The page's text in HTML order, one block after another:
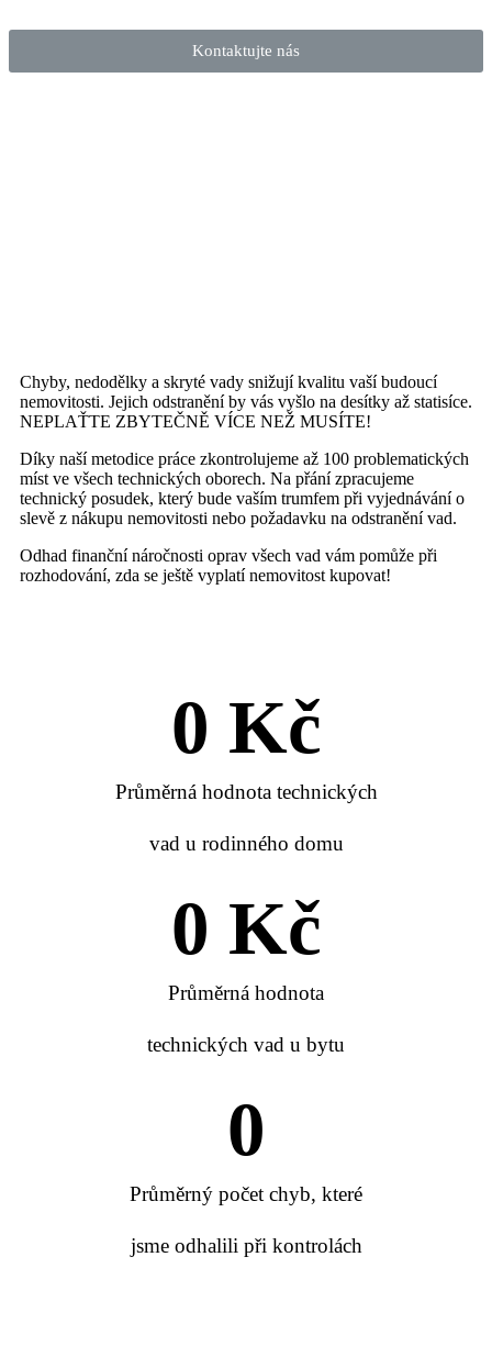
Kontaktujte nás
Chyby, nedodělky a skryté vady snižují kvalitu vaší budoucí
nemovitosti. Jejich odstranění by vás vyšlo na desítky až statisíce.
NEPLAŤTE ZBYTEČNĚ VÍCE NEŽ MUSÍTE!
Díky naší metodice práce zkontrolujeme až 100 problematických
míst ve všech technických oborech. Na přání zpracujeme
technický posudek, který bude vaším trumfem při vyjednávání o
slevě z nákupu nemovitosti nebo požadavku na odstranění vad.
Odhad finanční náročnosti oprav všech vad vám pomůže při
rozhodování, zda se ještě vyplatí nemovitost kupovat!
0 Kč
Průměrná hodnota technických
vad u rodinného domu
0 Kč
Průměrná hodnota
technických vad u bytu
0
Průměrný počet chyb, které
jsme odhalili při kontrolách